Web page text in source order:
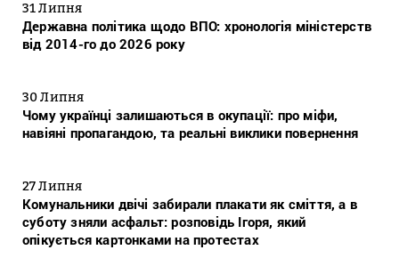
31 Липня
Державна політика щодо ВПО: хронологія міністерств
від 2014-го до 2026 року
30 Липня
Чому українці залишаються в окупації: про міфи,
навіяні пропагандою, та реальні виклики повернення
27 Липня
Комунальники двічі забирали плакати як сміття, а в
суботу зняли асфальт: розповідь Ігоря, який
опікується картонками на протестах